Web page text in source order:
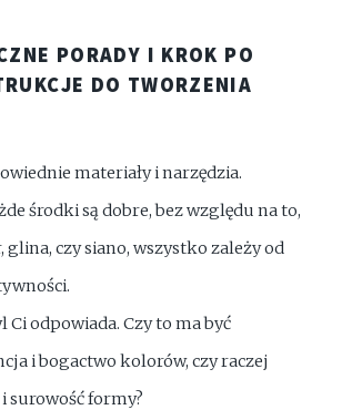
PORADY I KROK PO
DO TWORZENIA
materiały i narzędzia.
środki są dobre, bez względu na to,
glina, czy siano, wszystko zależy od
Ci odpowiada. Czy to ma być
i bogactwo kolorów, czy raczej
surowość formy?